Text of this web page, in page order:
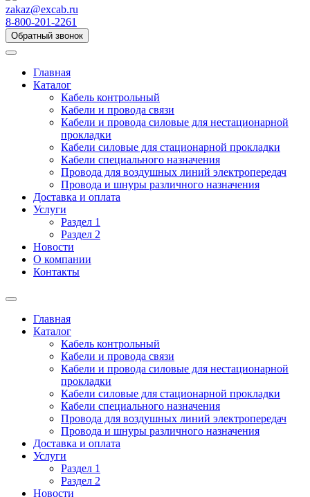
zakaz@excab.ru
8-800-201-2261
Обратный звонок
Главная
Каталог
Кабель контрольный
Кабели и провода связи
Кабели и провода силовые для нестационарной
прокладки
Кабели силовые для стационарной прокладки
Кабели специального назначения
Провода для воздушных линий электропередач
Провода и шнуры различного назначения
Доставка и оплата
Услуги
Раздел 1
Раздел 2
Новости
О компании
Контакты
Главная
Каталог
Кабель контрольный
Кабели и провода связи
Кабели и провода силовые для нестационарной
прокладки
Кабели силовые для стационарной прокладки
Кабели специального назначения
Провода для воздушных линий электропередач
Провода и шнуры различного назначения
Доставка и оплата
Услуги
Раздел 1
Раздел 2
Новости